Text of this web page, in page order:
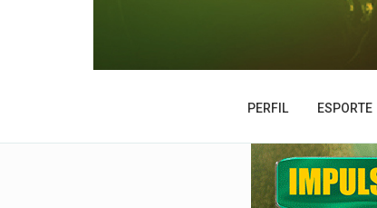
PERFIL ESPORTE